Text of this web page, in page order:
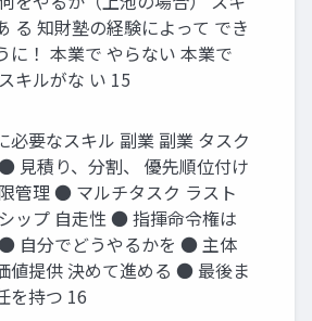
る 知財塾の経験によって でき
に！ 本業で やらない 本業で
キルがな い 15
必要なスキル 副業 副業 タスク
見積り、分割、 優先順位付け
管理 ● マルチタスク ラスト
ップ 自走性 ● 指揮命令権は
自分でどうやるかを ● 主体
値提供 決めて進める ● 最後ま
を持つ 16